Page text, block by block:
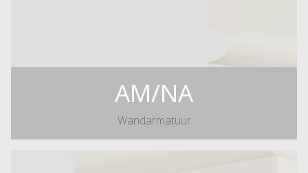
AM/NA
Wandarmatuur